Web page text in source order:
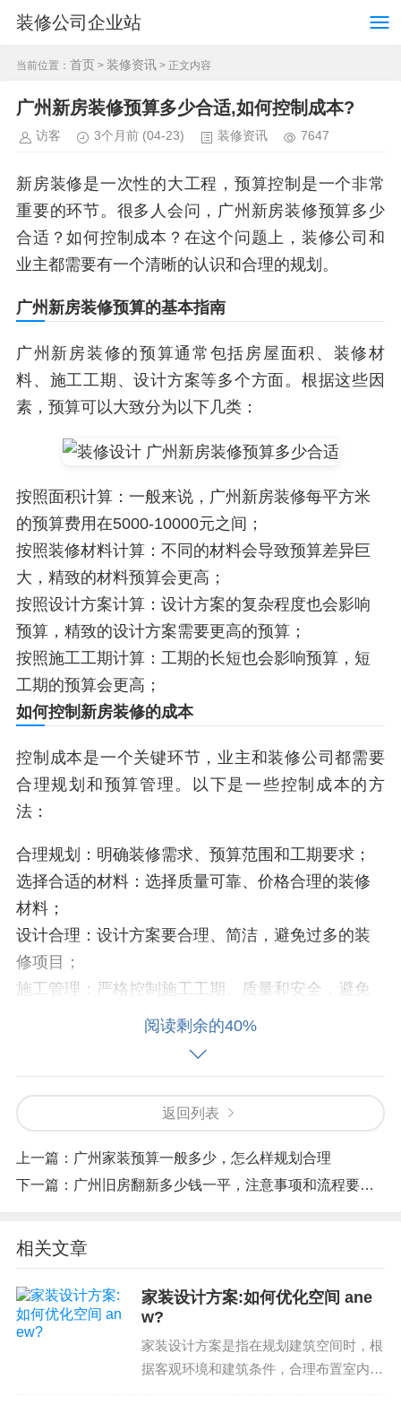
装修公司企业站
当前位置： 首页 > 装修资讯 > 正文内容
广州新房装修预算多少合适,如何控制成本?
访客 3个月前 (04-23) 装修资讯 7647
新房装修是一次性的大工程，预算控制是一个非常
重要的环节。很多人会问，广州新房装修预算多少
合适？如何控制成本？在这个问题上，装修公司和
业主都需要有一个清晰的认识和合理的规划。
广州新房装修预算的基本指南
广州新房装修的预算通常包括房屋面积、装修材
料、施工工期、设计方案等多个方面。根据这些因
素，预算可以大致分为以下几类：
按照面积计算：一般来说，广州新房装修每平方米
的预算费用在5000-10000元之间；
按照装修材料计算：不同的材料会导致预算差异巨
大，精致的材料预算会更高；
按照设计方案计算：设计方案的复杂程度也会影响
预算，精致的设计方案需要更高的预算；
按照施工工期计算：工期的长短也会影响预算，短
工期的预算会更高；
如何控制新房装修的成本
控制成本是一个关键环节，业主和装修公司都需要
合理规划和预算管理。以下是一些控制成本的方
法：
合理规划：明确装修需求、预算范围和工期要求；
选择合适的材料：选择质量可靠、价格合理的装修
材料；
设计合理：设计方案要合理、简洁，避免过多的装
修项目；
施工管理：严格控制施工工期、质量和安全，避免
新房装修预算需要注意以下几点：
设计方案：设计方案要合理、简洁，避免过多的装
修项目；
施工管理：严格控制施工工期、质量和安全，避免
延误和追加工期；
预算控制：严格控制预算，不超出预算范围；
阅读剩余的40%
返回列表
上一篇： 广州家装预算一般多少，怎么样规划合理
下一篇： 广州旧房翻新多少钱一平，注意事项和流程要知道
相关文章
家装设计方案:如何优化空间 ane
w?
家装设计方案是指在规划建筑空间时，根
据客观环境和建筑条件，合理布置室内空